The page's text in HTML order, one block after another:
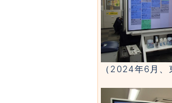
（2024年6月、